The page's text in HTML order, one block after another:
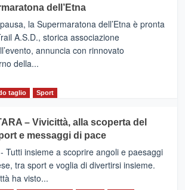
dell’Etna
la Supermaratona dell’Etna è pronta
A.S.D., storica associazione
annuncia con rinnovato
della...
taglio Sport
– Vivicittà, alla scoperta del
e messaggi di pace
Tutti insieme a scoprire angoli e paesaggi
tra sport e voglia di divertirsi insieme.
ha visto...